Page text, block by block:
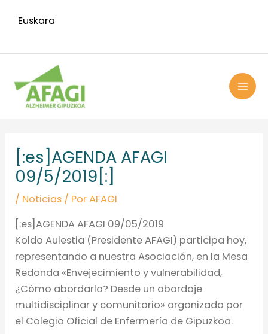
Euskara
[:es]AGENDA AFAGI
09/5/2019[:]
/ Noticias / PorAFAGI
[:es]AGENDA AFAGI 09/05/2019
Koldo Aulestia (Presidente AFAGI) participa hoy,
representando a nuestra Asociación, en la Mesa
Redonda «Envejecimiento y vulnerabilidad,
¿Cómo abordarlo? Desde un abordaje
multidisciplinar y comunitario» organizado por
el Colegio Oficial de Enfermería de Gipuzkoa.
entradas